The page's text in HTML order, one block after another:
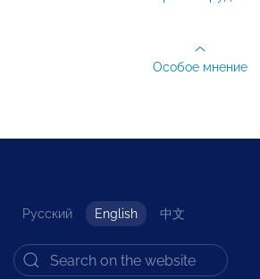
Особое мнение
Русский English 中文